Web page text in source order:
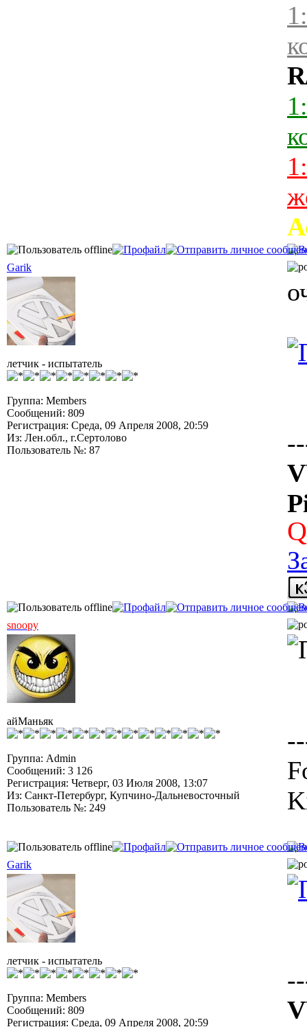
Garik
летчик - испытатель
Группа: Members
Сообщений: 809
Регистрация: Среда, 09 Апреля 2008, 20:59
Из: Лен.обл., г.Сертолово
Пользователь №: 87
snoopy
айМаньяк
Группа: Admin
Сообщений: 3 126
Регистрация: Четверг, 03 Июля 2008, 13:07
Из: Санкт-Петербург, Купчино-Дальневосточный
Пользователь №: 249
Garik
летчик - испытатель
Группа: Members
Сообщений: 809
Регистрация: Среда, 09 Апреля 2008, 20:59